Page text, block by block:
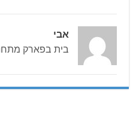
אבי
בית בפארק